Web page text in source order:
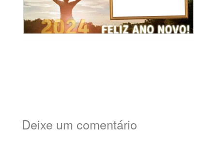
Deixe um comentário